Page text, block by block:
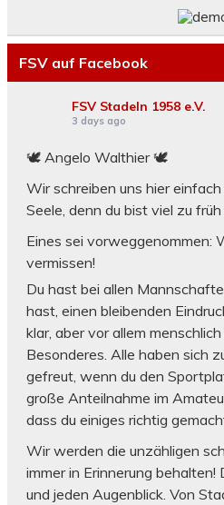
FSV auf Facebook
FSV Stadeln 1958 e.V.
3 days ago
🕊 Angelo Walthier 🕊
Wir schreiben uns hier
Seele, denn du bist viel zu
Eines sei vorweggenommen:
vermissen!
Du hast bei allen
hast, einen bleibenden
klar, aber vor allem
Besonderes. Alle haben sich
gefreut, wenn du den
große Anteilnahme im
dass du einiges richtig
Wir werden die unzähligen
immer in Erinnerung behalten!
und jeden Augenblick. Von